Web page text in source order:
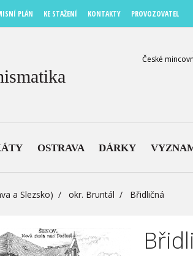
PLÁN KE STAŽENÍ KONTAKTY PROVOZOVATEL
České
OSTRAVA DÁRKY
a Slezsko) okr. Bruntál Břidličná